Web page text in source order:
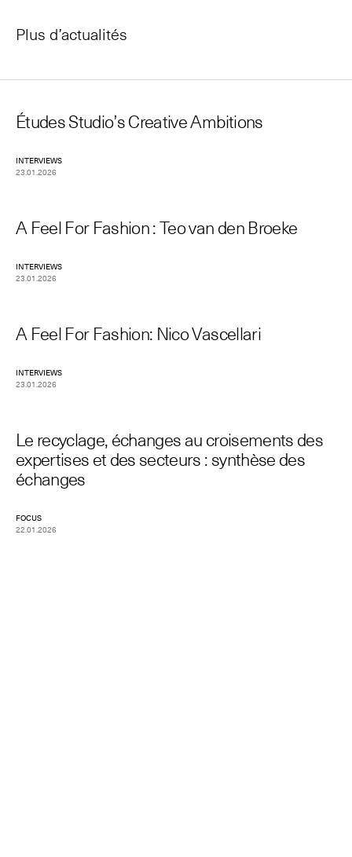
Plus d’actualités
Études Studio’s Creative Ambitions
INTERVIEWS
23.01.2026
A Feel For Fashion : Teo van den Broeke
INTERVIEWS
23.01.2026
A Feel For Fashion: Nico Vascellari
INTERVIEWS
23.01.2026
Le recyclage, échanges au croisements des
expertises et des secteurs : synthèse des
échanges
FOCUS
22.01.2026